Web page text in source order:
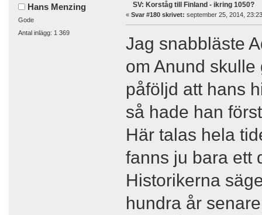
Hans Menzing
Gode
Antal inlägg: 1 369
SV: Korståg till Finland - ikring 1050?
« Svar #180 skrivet: september 25, 2014,
Jag snabbläste
om Anund
påföljd att hans
så hade han
Här talas hela
fanns ju bara ett
Historikerna
hundra år